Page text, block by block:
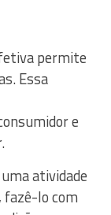
permite
Essa
e
atividade
fazê-lo com